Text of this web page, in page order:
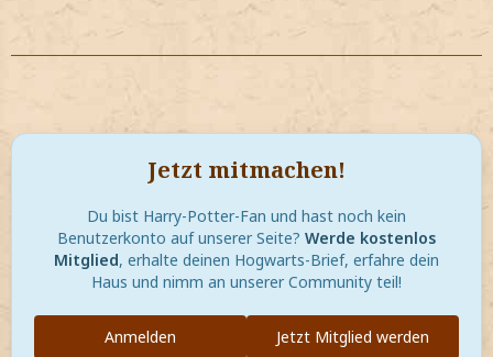
Jetzt mitmachen!
Du bist Harry-Potter-Fan und hast noch kein
Benutzerkonto auf unserer Seite? Werde kostenlos
Mitglied, erhalte deinen Hogwarts-Brief, erfahre dein
Haus und nimm an unserer Community teil!
Jetzt Mitglied werden
Anmelden